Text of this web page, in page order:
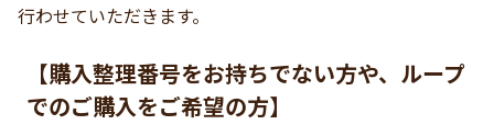
行わせていただきます。
【購入整理番号をお持ちでない方や、ループ
でのご購入をご希望の方】